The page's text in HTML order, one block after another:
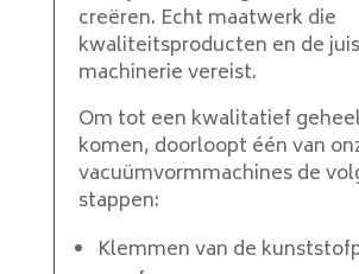
creëren. Echt maatwerk die
kwaliteitsproducten en de
machinerie vereist.
Om tot een kwalitatief
komen, doorloopt één van
vacuümvormmachines de
stappen:
Klemmen van de